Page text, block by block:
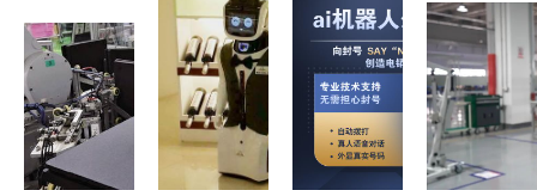
售趋势与选
购指南
重塑电话销
售，智能解
决销售难题
能硬件初创
企业的生存
之道与智能
机器人销售
策略
雷柏机器人
提供一站式
优质解决方
案